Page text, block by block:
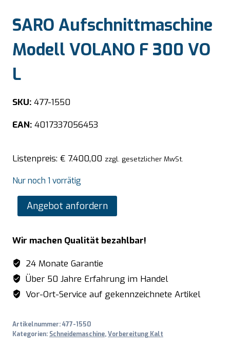
SARO Aufschnittmaschine
Modell VOLANO F 300 VO
L
SKU: 477-1550
EAN: 4017337056453
Listenpreis: € 7.400,00 zzgl. gesetzlicher MwSt.
Nur noch 1 vorrätig
SARO
Aufschnittmaschine
VOLANO
F
300
VO
L
Angebot anfordern
Wir machen Qualität bezahlbar!
24 Monate Garantie
Über 50 Jahre Erfahrung im Handel
Vor-Ort-Service auf gekennzeichnete Artikel
Artikelnummer:477-1550
Kategorien: Schneidemaschine,Vorbereitung Kalt